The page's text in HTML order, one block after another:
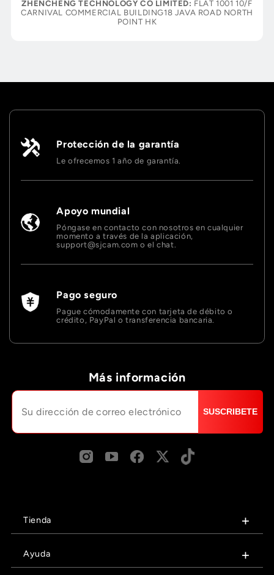
ZHENCHENG TECHNOLOGY CO LIMITED: FLAT 1001 10/F
CARNIVAL COMMERCIAL BUILDING18 JAVA ROAD NORTH
POINT HK
Protección de la garantía
Le ofrecemos 1 año de garantía.
Apoyo mundial
Póngase en contacto con nosotros en cualquier
momento a través de la aplicación,
support@sjcam.com o el chat.
Pago seguro
Pague cómodamente con tarjeta de débito o
crédito, PayPal o transferencia bancaria.
Más información
SUSCRIBETE
Tienda
Ayuda